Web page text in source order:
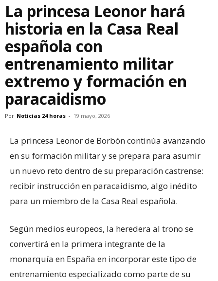
La princesa Leonor hará
historia en la Casa Real
española con
entrenamiento militar
extremo y formación en
paracaidismo
Por Noticias 24 horas - 19 mayo, 2026
La princesa Leonor de Borbón continúa avanzando
en su formación militar y se prepara para asumir
un nuevo reto dentro de su preparación castrense:
recibir instrucción en paracaidismo, algo inédito
para un miembro de la Casa Real española.
Según medios europeos, la heredera al trono se
convertirá en la primera integrante de la
monarquía en España en incorporar este tipo de
entrenamiento especializado como parte de su